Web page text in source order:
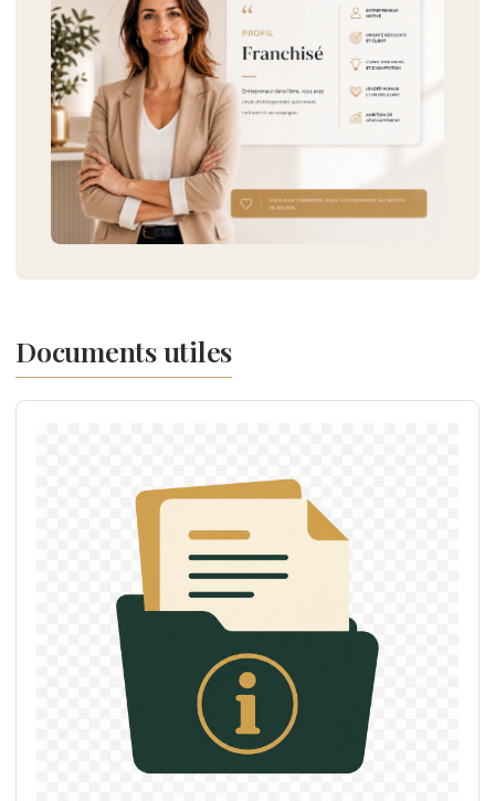
Documents utiles